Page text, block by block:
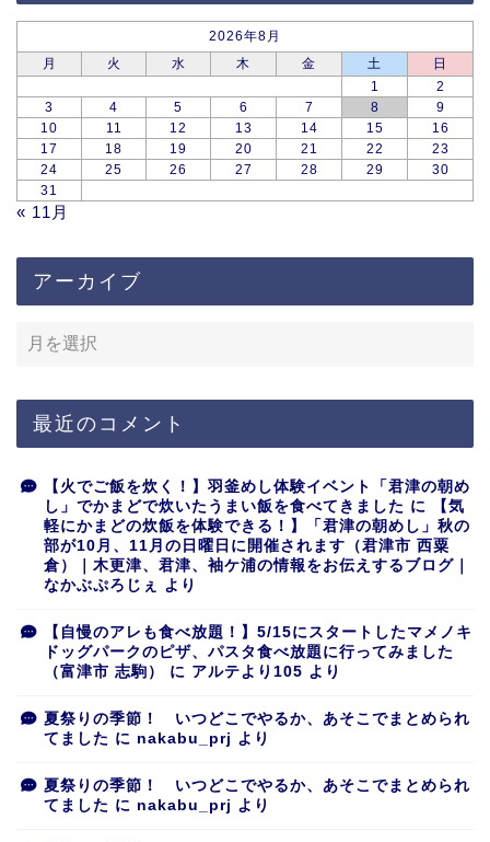
2026年8月
月
火 水 木 金 土
日
1
2
3
4 5 6 7 8
9
10
11 12 13 14 15
16
17
18 19 20 21 22
23
24
25 26 27 28 29
30
31
« 11月
アーカイブ
最近のコメント
【火でご飯を炊く！】羽釜めし体験イベント「君津の朝め
し」でかまどで炊いたうまい飯を食べてきました に
【気
軽にかまどの炊飯を体験できる！】「君津の朝めし」秋の
部が10月、11月の日曜日に開催されます（君津市 西粟
倉）｜木更津、君津、袖ケ浦の情報をお伝えするブログ｜
なかぶぷろじぇ
より
【自慢のアレも食べ放題！】5/15にスタートしたマメノキ
ドッグパークのピザ、パスタ食べ放題に行ってみました
（富津市 志駒）
に アルテより105 より
夏祭りの季節！ いつどこでやるか、あそこでまとめられ
てました に nakabu_prj より
夏祭りの季節！ いつどこでやるか、あそこでまとめられ
てました に nakabu_prj より